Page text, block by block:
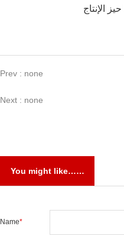
Prev : none
Next : none
You might like……
Name*